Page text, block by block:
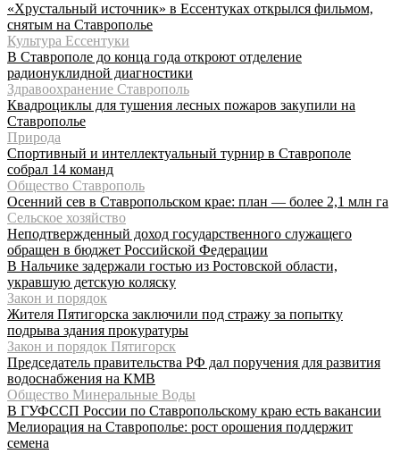
«Хрустальный источник» в Ессентуках открылся фильмом,
снятым на Ставрополье
Культура Ессентуки
В Ставрополе до конца года откроют отделение
радионуклидной диагностики
Здравоохранение Ставрополь
Квадроциклы для тушения лесных пожаров закупили на
Ставрополье
Природа
Спортивный и интеллектуальный турнир в Ставрополе
собрал 14 команд
Общество Ставрополь
Осенний сев в Ставропольском крае: план — более 2,1 млн га
Сельское хозяйство
Неподтвержденный доход государственного служащего
обращен в бюджет Российской Федерации
В Нальчике задержали гостью из Ростовской области,
укравшую детскую коляску
Закон и порядок
Жителя Пятигорска заключили под стражу за попытку
подрыва здания прокуратуры
Закон и порядок Пятигорск
Председатель правительства РФ дал поручения для развития
водоснабжения на КМВ
Общество Минеральные Воды
В ГУФССП России по Ставропольскому краю есть вакансии
Мелиорация на Ставрополье: рост орошения поддержит
семена